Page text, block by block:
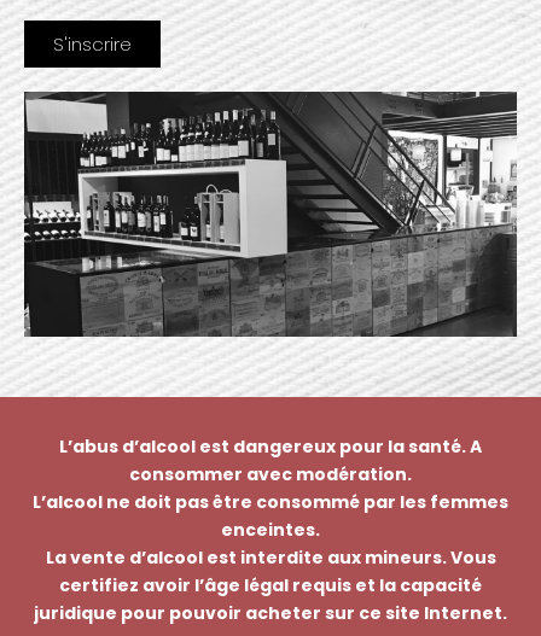
L’abus d’alcool est dangereux pour la santé. A
consommer avec modération.
L’alcool ne doit pas être consommé par les femmes
enceintes.
La vente d’alcool est interdite aux mineurs. Vous
certifiez avoir l’âge légal requis et la capacité
juridique pour pouvoir acheter sur ce site Internet.